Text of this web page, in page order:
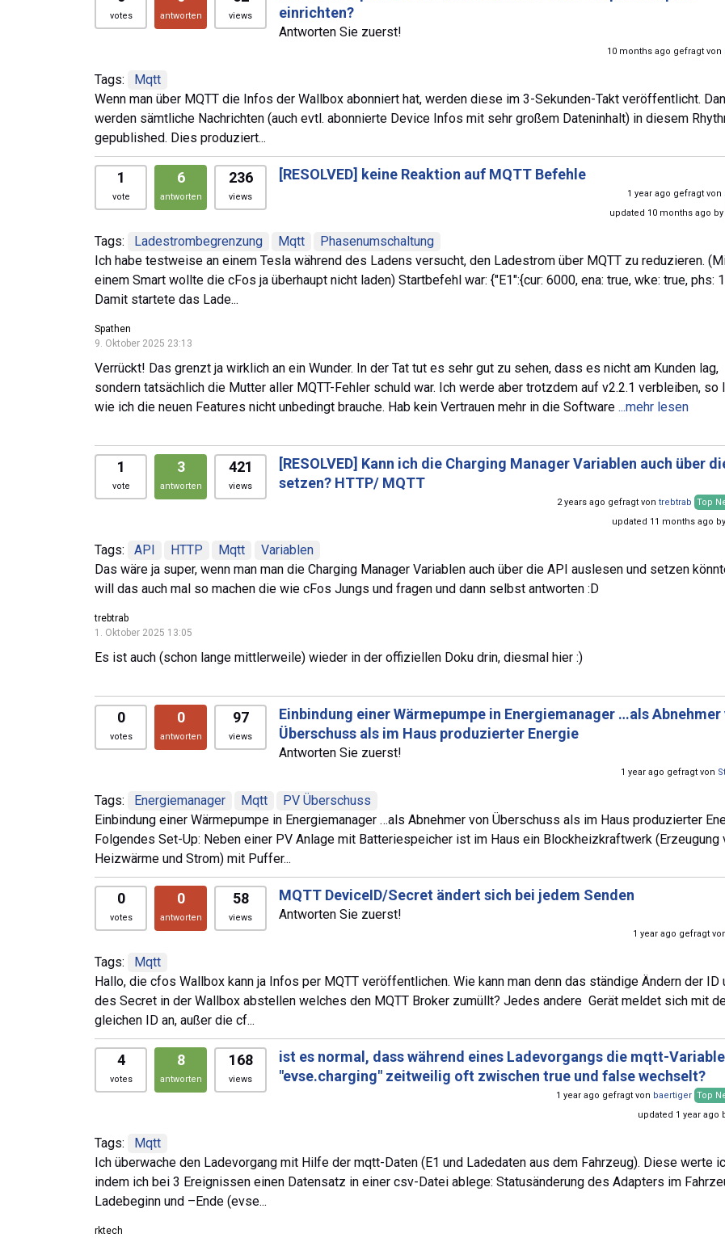
votes antworten views
einrichten?
Antworten Sie zuerst!
10 months ago gefragt von
Tags:
Mqtt
Wenn man über MQTT die Infos der Wallbox abonniert hat, werden diese im 3-Sekunden-Takt veröffentlicht.
werden sämtliche Nachrichten (auch evtl. abonnierte Device Infos mit sehr großem Dateninhalt) in diesem
gepublished. Dies produziert...
1
vote
6
antworten
236
views
[RESOLVED] keine Reaktion auf MQTT Befehle
1 year ago gefragt von
updated 10 months ago by
Tags: Ladestrombegrenzung Mqtt
Phasenumschaltung
Ich habe testweise an einem Tesla während des Ladens versucht, den Ladestrom über MQTT zu reduzieren.
einem Smart wollte die cFos ja überhaupt nicht laden) Startbefehl war: {"E1":{cur: 6000, ena: true, wke: true, phs:
Damit startete das Lade...
Spathen
9. Oktober 2025 23:13
Verrückt! Das grenzt ja wirklich an ein Wunder. In der Tat tut es sehr gut zu sehen, dass es nicht am Kunden lag,
sondern tatsächlich die Mutter aller MQTT-Fehler schuld war. Ich werde aber trotzdem auf v2.2.1 verbleiben, so
wie ich die neuen Features nicht unbedingt brauche. Hab kein Vertrauen mehr in die Software ...mehr lesen
1
vote
3
antworten
421
views
[RESOLVED] Kann ich die Charging Manager Variablen auch über
setzen? HTTP/ MQTT
2 years ago gefragt von trebtrab Top
updated 11 months ago by
Tags: API HTTP Mqtt
Variablen
Das wäre ja super, wenn man man die Charging Manager Variablen auch über die API auslesen und setzen
will das auch mal so machen die wie cFos Jungs und fragen und dann selbst antworten :D
trebtrab
1. Oktober 2025 13:05
Es ist auch (schon lange mittlerweile) wieder in der offiziellen Doku drin, diesmal hier :)
0
votes
0
antworten
97
views
Einbindung einer Wärmepumpe in Energiemanager …als Abnehmer
Überschuss als im Haus produzierter Energie
Antworten Sie zuerst!
1 year ago gefragt von
Tags: Energiemanager Mqtt
PV Überschuss
Einbindung einer Wärmepumpe in Energiemanager …als Abnehmer von Überschuss als im Haus produzierter
Folgendes Set-Up: Neben einer PV Anlage mit Batteriespeicher ist im Haus ein Blockheizkraftwerk (Erzeugung
Heizwärme und Strom) mit Puffer...
0
votes
0
antworten
58
views
MQTT DeviceID/Secret ändert sich bei jedem Senden
Antworten Sie zuerst!
1 year ago gefragt
Tags:
Mqtt
Hallo, die cfos Wallbox kann ja Infos per MQTT veröffentlichen. Wie kann man denn das ständige Ändern der ID
des Secret in der Wallbox abstellen welches den MQTT Broker zumüllt? Jedes andere Gerät meldet sich mit
gleichen ID an, außer die cf...
4
votes
8
antworten
168
views
ist es normal, dass während eines Ladevorgangs die mqtt-Variable
"evse.charging" zeitweilig oft zwischen true und false wechselt?
1 year ago gefragt von baertiger Top
updated 1 year ago
Tags:
Mqtt
Ich überwache den Ladevorgang mit Hilfe der mqtt-Daten (E1 und Ladedaten aus dem Fahrzeug). Diese werte
indem ich bei 3 Ereignissen einen Datensatz in einer csv-Datei ablege: Statusänderung des Adapters im
Ladebeginn und –Ende (evse...
rktech